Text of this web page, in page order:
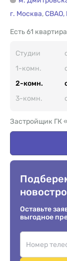
г. Москва,СВАО,
61 квартира
Есть
Студии
1-комн.
2-комн.
3-комн.
Застройщик ГК
Оставьте
выгодное